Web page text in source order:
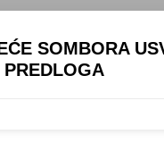
SOMBORA